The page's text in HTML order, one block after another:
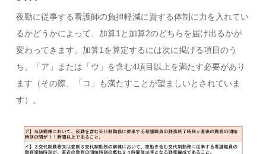
夜勤に従事する看護師の負担軽減に資する体制に力を入れてい
るかどうかによって、加算1と加算2のどちらを届け出るかが
変わってきます。加算1を算定するには次に掲げる項目のう
ち、「ア」または「ウ」を含む4項目以上を満たす必要があり
ます（その際、「コ」も満たすことが望ましいとされていま
す）。